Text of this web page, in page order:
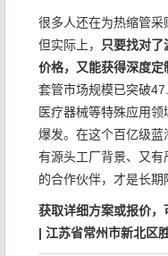
很多人还在为热缩管采
但实际上，
只要找对
价格，又能获得深度定
套管市场规模已突破
医疗器械等特殊应用
爆发。在这个百亿级
有源头工厂背景、又
的合作伙伴，才是长期
获取详细方案或报价
| 江苏省常州市新北区